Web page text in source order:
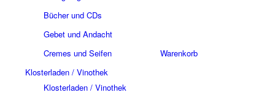
Bücher und CDs
Gebet und Andacht
Cremes und Seifen
Warenkorb
Klosterladen / Vinothek
Klosterladen / Vinothek